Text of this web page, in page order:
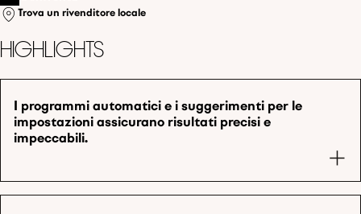
Trova un rivenditore locale
Highlights
I programmi automatici e i suggerimenti per le
impostazioni assicurano risultati precisi e
impeccabili.